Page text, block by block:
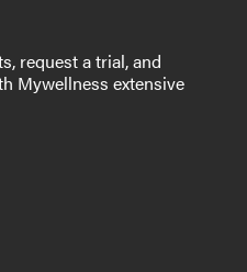
request a trial, and
Mywellness extensive